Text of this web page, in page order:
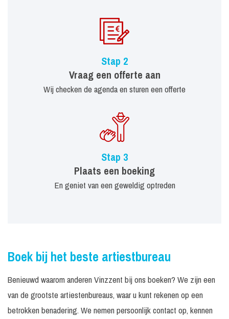
Stap 2
Vraag een offerte aan
Wij checken de agenda en sturen een offerte
Stap 3
Plaats een boeking
En geniet van een geweldig optreden
Boek bij het beste artiestbureau
Benieuwd waarom anderen Vinzzent bij ons boeken? We zijn een
van de grootste artiestenbureaus, waar u kunt rekenen op een
betrokken benadering. We nemen persoonlijk contact op, kennen